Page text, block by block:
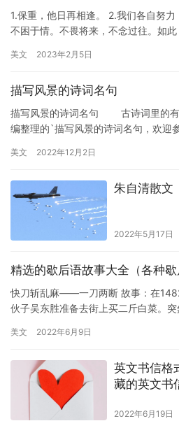
1.保重，他日再相逢。 2.我们各自努力
不困于情。不畏将来，不念过往。如
美文 2023年2月5日
描写风景的诗词名句
描写风景的诗词名句 古诗词里的有
编整理的`描写风景的诗词名句，欢
美文 2022年12月2日
朱自清散文
2022年5月17日
精选的歇后语故事大全（各种歇
快刀斩乱麻——一刀两断 故事：在
伙子吴东胜准备去街上买二斤白菜。
美文 2022年6月9日
英文书信格
藏的英文书
2022年6月19日